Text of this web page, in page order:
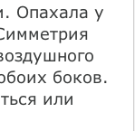
Опахала у
боков.
или